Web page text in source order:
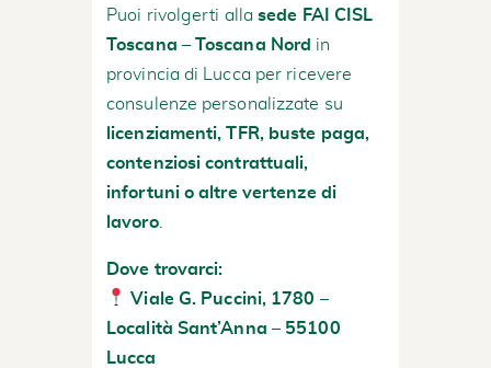
Puoi rivolgerti allasede FAI CISL
Toscana – Toscana Nord in
provincia di Lucca per ricevere
consulenze personalizzate su
licenziamenti, TFR, buste paga,
contenziosi contrattuali,
infortuni o altre vertenze di
lavoro.
Dove trovarci:
Viale G. Puccini, 1780 –
Località Sant’Anna – 55100
Lucca